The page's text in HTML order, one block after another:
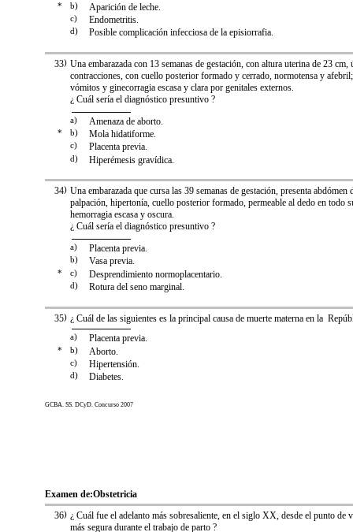
* b) Aparición de leche.
c) Endometritis.
d) Posible complicación infecciosa de la episiorrafia.
)
33 Una embarazada con 13 semanas de gestación, con altura uterina de 23
contracciones, con cuello posterior formado y cerrado, normotensa y
vómitos y ginecorragia escasa y clara por genitales externos.
¿ Cuál sería el diagnóstico presuntivo ?
a) Amenaza de aborto.
* b) Mola hidatiforme.
c) Placenta previa.
d) Hiperémesis gravídica.
)
34 Una embarazada que cursa las 39 semanas de gestación, presenta abdómen
palpación, hipertonía, cuello posterior formado, permeable al dedo en todo
hemorragia escasa y oscura.
¿ Cuál sería el diagnóstico presuntivo ?
a) Placenta previa.
b) Vasa previa.
* c) Desprendimiento normoplacentario.
d) Rotura del seno marginal.
)
35 ¿ Cuál de las siguientes es la principal causa de muerte materna en la
a) Placenta previa.
* b) Aborto.
c) Hipertensión.
d) Diabetes.
GCBA. SS. DCyD. Concurso 2007
Examen de:Obstetricia
)
36 ¿ Cuál fue el adelanto más sobresaliente, en el siglo XX, desde el punto de
más segura durante el trabajo de parto ?